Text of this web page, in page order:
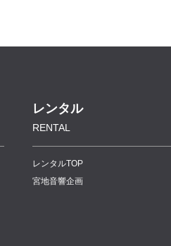
レンタル
RENTAL
レンタルTOP
宮地音響企画